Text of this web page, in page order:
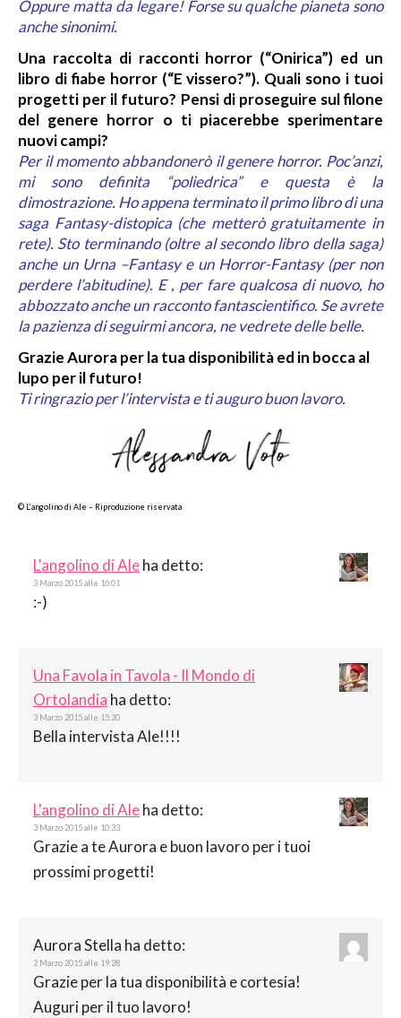
Oppure matta da legare! Forse su qualche pianeta sono
anche sinonimi.
Una raccolta di racconti horror (“Onirica”) ed un
libro di fiabe horror (“E vissero?”). Quali sono i tuoi
progetti per il futuro? Pensi di proseguire sul filone
del genere horror o ti piacerebbe sperimentare
nuovi campi?
Per il momento abbandonerò il genere horror. Poc’anzi,
mi sono definita “poliedrica” e questa è la
dimostrazione. Ho appena terminato il primo libro di una
saga Fantasy-distopica (che metterò gratuitamente in
rete). Sto terminando (oltre al secondo libro della saga)
anche un Urna –Fantasy e un Horror-Fantasy (per non
perdere l’abitudine). E , per fare qualcosa di nuovo, ho
abbozzato anche un racconto fantascientifico. Se avrete
la pazienza di seguirmi ancora, ne vedrete delle belle.
Grazie Aurora per la tua disponibilità ed in bocca al
lupo per il futuro!
Ti ringrazio per l’intervista e ti auguro buon lavoro.
© L’angolino di Ale – Riproduzione riservata
L'angolino di Aleha detto:
3 Marzo 2015 alle 16:01
:-)
Una Favola in Tavola - Il Mondo di
Ortolandia ha detto:
3 Marzo 2015 alle 15:20
Bella intervista Ale!!!!
L'angolino di Aleha detto:
3 Marzo 2015 alle 10:33
Grazie a te Aurora e buon lavoro per i tuoi
prossimi progetti!
Aurora Stella ha detto:
2 Marzo 2015 alle 19:28
Grazie per la tua disponibilità e cortesia!
Auguri per il tuo lavoro!